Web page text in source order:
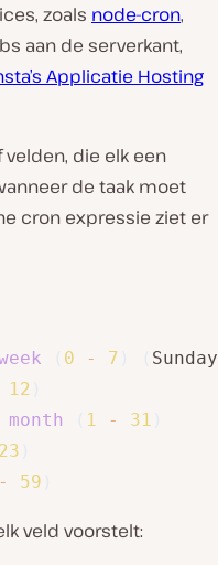
zoals node-cron,
aan de serverkant,
Applicatie Hosting
die elk een
de taak moet
cron expressie ziet er
0 - 7
12
month 1 - 31
23
- 59
veld voorstelt: